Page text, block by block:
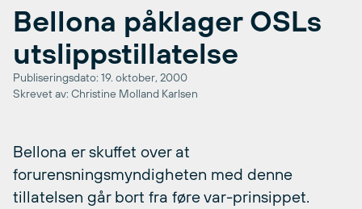
Bellona påklager OSLs
utslippstillatelse
Publiseringsdato: 19. oktober, 2000
Skrevet av: Christine Molland Karlsen
Bellona er skuffet over at
forurensningsmyndigheten med denne
tillatelsen går bort fra føre var-prinsippet.